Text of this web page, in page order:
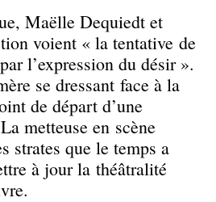
Maëlle Dequiedt et
voient « la tentative de
l’expression du désir ».
se dressant face à la
de départ d’une
metteuse en scène
strates que le temps a
à jour la théâtralité